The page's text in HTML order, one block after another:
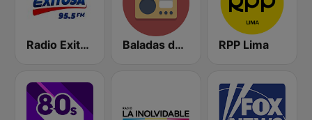
Radio Exitosa Baladas del Recuerdo RPP Lima